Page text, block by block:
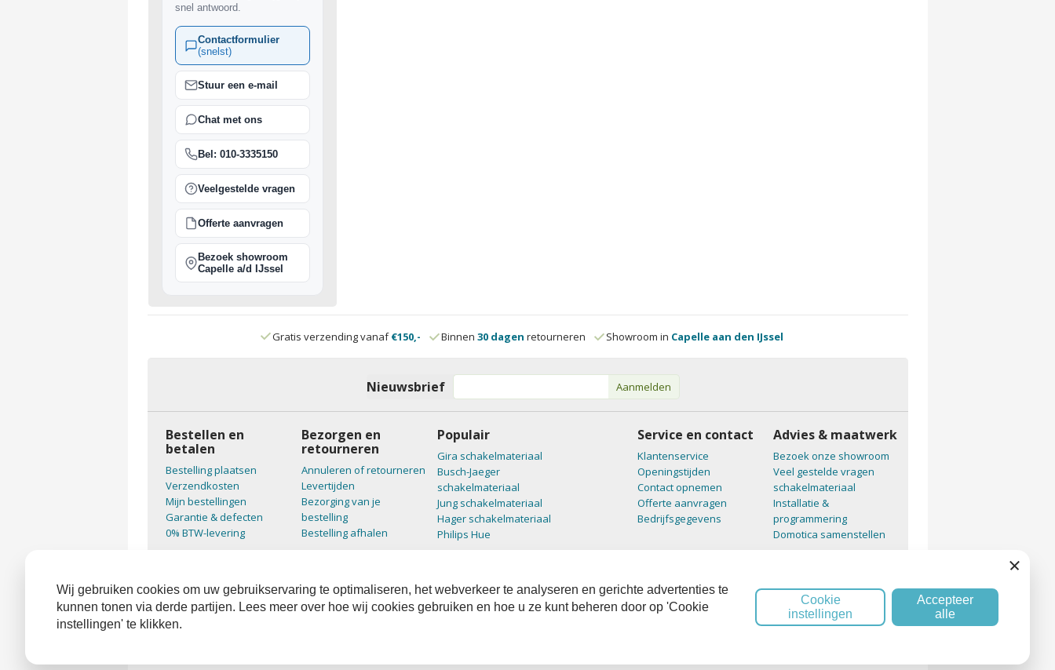
snel antwoord.
Contactformulier
(snelst)
Stuur een e-mail
Chat met ons
Bel: 010-3335150
Veelgestelde vragen
Offerte aanvragen
Bezoek showroom
Capelle a/d IJssel
Gratis verzending vanaf€150,- Binnen 30 dagen retourneren Showroom in Capelle aan den IJssel
Nieuwsbrief Aanmelden
Bestellen en
betalen
Bestelling plaatsen
Verzendkosten
Mijn bestellingen
Garantie & defecten
0% BTW-levering
Bezorgen en
retourneren
Annuleren of retourneren
Levertijden
Bezorging van je
bestelling
Bestelling afhalen
Populair
Gira schakelmateriaal
Busch-Jaeger
schakelmateriaal
Jung schakelmateriaal
Hager schakelmateriaal
Philips Hue
Service en contact
Klantenservice
Openingstijden
Contact opnemen
Offerte aanvragen
Bedrijfsgegevens
Advies & maatwerk
Bezoek onze showroom
Veel gestelde vragen
schakelmateriaal
Installatie &
programmering
Domotica samenstellen
Wij gebruiken cookies om uw gebruikservaring te optimaliseren, het webverkeer te analyseren en gerichte advertenties te
kunnen tonen via derde partijen. Lees meer over hoe wij cookies gebruiken en hoe u ze kunt beheren door op 'Cookie
instellingen' te klikken.
Sluiten
Cookie
instellingen
Accepteer
alle